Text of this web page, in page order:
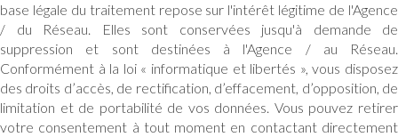
base légale du traitement repose sur l'intérêt légitime de l'Agence
/ du Réseau. Elles sont conservées jusqu'à demande de
suppression et sont destinées à l'Agence / au Réseau.
Conformément à la loi « informatique et libertés », vous disposez
des droits d’accès, de rectification, d’effacement, d’opposition, de
limitation et de portabilité de vos données. Vous pouvez retirer
votre consentement à tout moment en contactant directement